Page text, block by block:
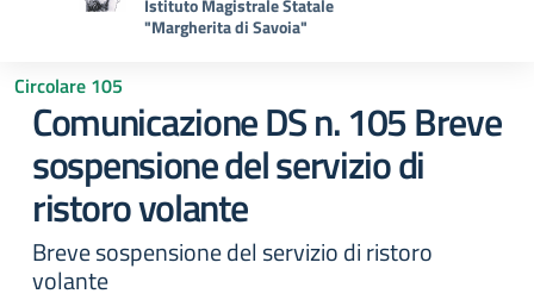
Istituto Magistrale Statale
"Margherita di Savoia"
Circolare 105
Comunicazione DS n. 105 Breve
sospensione del servizio di
ristoro volante
Breve sospensione del servizio di ristoro
volante